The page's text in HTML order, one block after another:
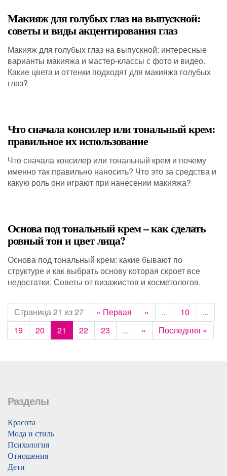
Макияж для голубых глаз на выпускной:
советы и виды акцентирования глаз
Макияж для голубых глаз на выпускной: интересные
варианты макияжа и мастер-классы с фото и видео.
Какие цвета и оттенки подходят для макияжа голубых
глаз?
Что сначала консилер или тональный крем:
правильное их использование
Что сначала консилер или тональный крем и почему
именно так правильно наносить? Что это за средства и
какую роль они играют при нанесении макияжа?
Основа под тональный крем – как сделать
ровный тон и цвет лица?
Основа под тональный крем: какие бывают по
структуре и как выбрать основу которая скроет все
недостатки. Советы от визажистов и косметологов.
Страница 21 из 27 « Первая « ... 10
...
19
20 21 22 23 ... » Последняя »
Разделы
Красота
Мода и стиль
Психология
Отношения
Дети